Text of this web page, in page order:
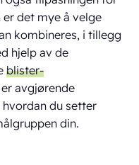
det mye å velge
kombineres, i tillegg
hjelp av de
blister-
avgjørende
du setter
din.